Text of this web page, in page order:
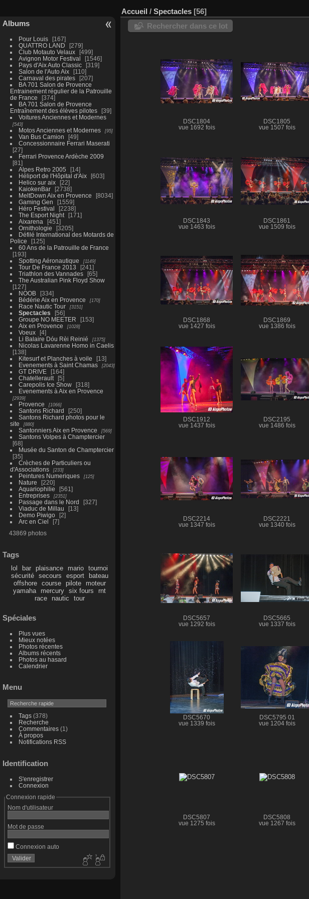
Albums
Pour Louis
167
QUATTRO LAND
279
Club Motauto Velaux
499
Avignon Motor Festival
1546
Pays d'Aix Auto Classic
319
Salon de l'Auto Aix
110
Carnaval des pirates
207
BA 701 Salon de Provence
Entrainement régulier de la Patrouille
de France
374
BA 701 Salon de Provence
Entraînement des élèves pilotes
39
Voitures Anciennes et Modernes
543
Motos Anciennes et Modernes 95
Van Bus Camion
49
Concessionnaire Ferrari Maserati
27
Ferrari Provence Ardèche 2009
81
Alpes Retro 2005
14
Héliport de l'Hôpital d'Aix
603
Helico sur aix
22
KaiokenBar
2738
MeltDown Aix en Provence
8034
Gaming Gen
1559
Héro Festival
2238
The Esport Night
171
Aixarena
451
Ornithologie
3205
Défilé International des Motards de
Police
125
60 Ans de la Patrouille de France
193
Spotting Aéronautique
1149
Tour De France 2013
241
Triathlon des Vannades
65
The Australian Pink Floyd Show
127
NOOB
334
Bédérie Aix en Provence
170
Race Nautic Tour 3151
Spectacles
56
Groupe NO MEETER
153
Aix en Provence
1028
Voeux
4
Li Balaire Dóu Rèi Reinié
1375
Nicolas Lavarenne Homo in Caelis
138
Kitesurf et Planches à voile
13
Evenements à Saint Chamas
2043
GT DRIVE
164
Chatellerault
5
Carepolis Ice Show
318
Evenements à Aix en Provence
2939
Provence 1066
Santons Richard
250
Santons Richard photos pour le
site
880
Santonniers Aix en Provence 569
Santons Volpes à Champtercier
68
Musée du Santon de Champtercier
35
Crèches de Particuliers ou
d'Associations
233
Peintures Numeriques 125
Nature
220
Aquariophilie
561
Entreprises
2351
Passage dans le Nord
327
Viaduc de Millau
13
Demo Piwigo
2
Arc en Ciel
7
43869 photos
Tags
lol bar plaisance mario
tournoi
sécurité
secours esport
bateau
offshore
course pilote
moteur
yamaha
mercury six fours
rnt
race
nautic tour
Spéciales
Plus vues
Mieux notées
Photos récentes
Albums récents
Photos au hasard
Calendrier
Menu
Tags(378)
Recherche
Commentaires(1)
À propos
Notifications RSS
Identification
S'enregistrer
Connexion
Connexion rapide
Nom d'utilisateur
Mot de passe
Connexion auto
Accueil / Spectacles 56
Rechercher dans ce lot
DSC1804
vue 1692 fois
DSC1805
vue 1507 fois
DSC1843
vue 1463 fois
DSC1861
vue 1509 fois
DSC1868
vue 1427 fois
DSC1869
vue 1386 fois
DSC1912
vue 1437 fois
DSC2195
vue 1486 fois
DSC2214
vue 1347 fois
DSC2221
vue 1340 fois
DSC5657
vue 1292 fois
DSC5665
vue 1337 fois
DSC5670
vue 1339 fois
DSC5795 01
vue 1204 fois
DSC5807
vue 1275 fois
DSC5808
vue 1267 fois